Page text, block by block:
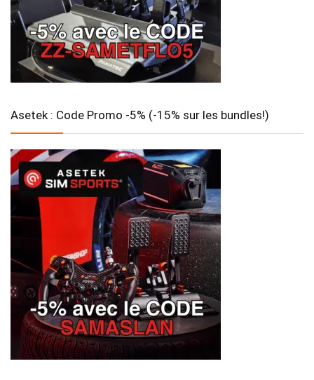
Asetek : Code Promo -5% (-15% sur les bundles!)